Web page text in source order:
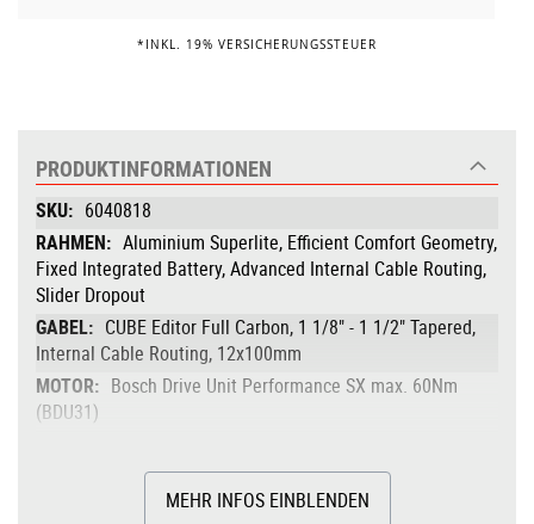
*INKL. 19% VERSICHERUNGSSTEUER
PRODUKTINFORMATIONEN
Produktinformationen
6040818
Aluminium Superlite, Efficient Comfort Geometry,
Fixed Integrated Battery, Advanced Internal Cable Routing,
Slider Dropout
CUBE Editor Full Carbon, 1 1/8" - 1 1/2" Tapered,
Internal Cable Routing, 12x100mm
Bosch Drive Unit Performance SX max. 60Nm
(BDU31)
Bosch CompactTube 400
400
MEHR INFOS EINBLENDEN